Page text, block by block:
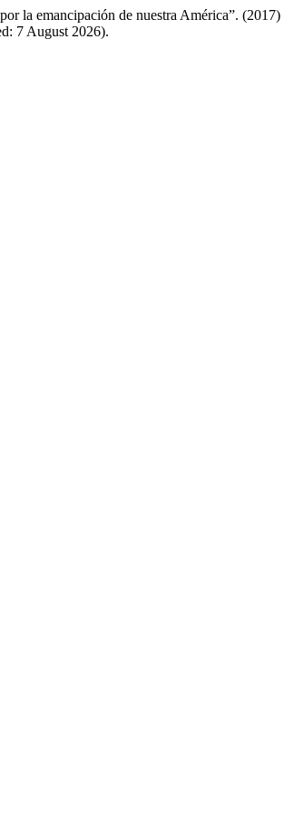
la emancipación de nuestra América”. (2017)
7 August 2026).